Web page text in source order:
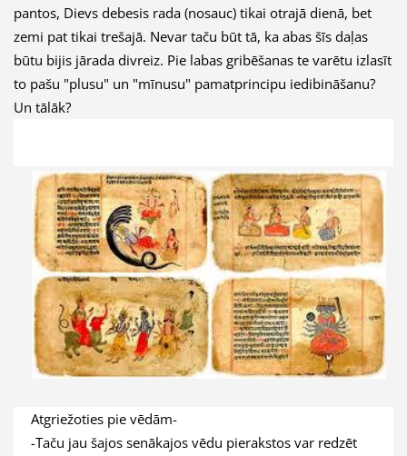
pantos, Dievs debesis rada (nosauc) tikai otrajā dienā, bet
zemi pat tikai trešajā. Nevar taču būt tā, ka abas šīs daļas
būtu bijis jārada divreiz. Pie labas gribēšanas te varētu izlasīt
to pašu "plusu" un "mīnusu" pamatprincipu iedibināšanu?
Un tālāk?
Atgriežoties pie vēdām-
-Taču jau šajos senākajos vēdu pierakstos var redzēt